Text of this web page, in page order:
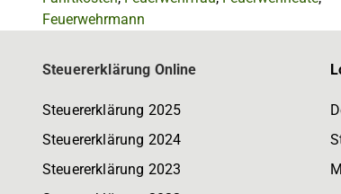
Feuerwehrmann
Steuererklärung Online
Steuererklärung 2025
Steuererklärung 2024
Steuererklärung 2023